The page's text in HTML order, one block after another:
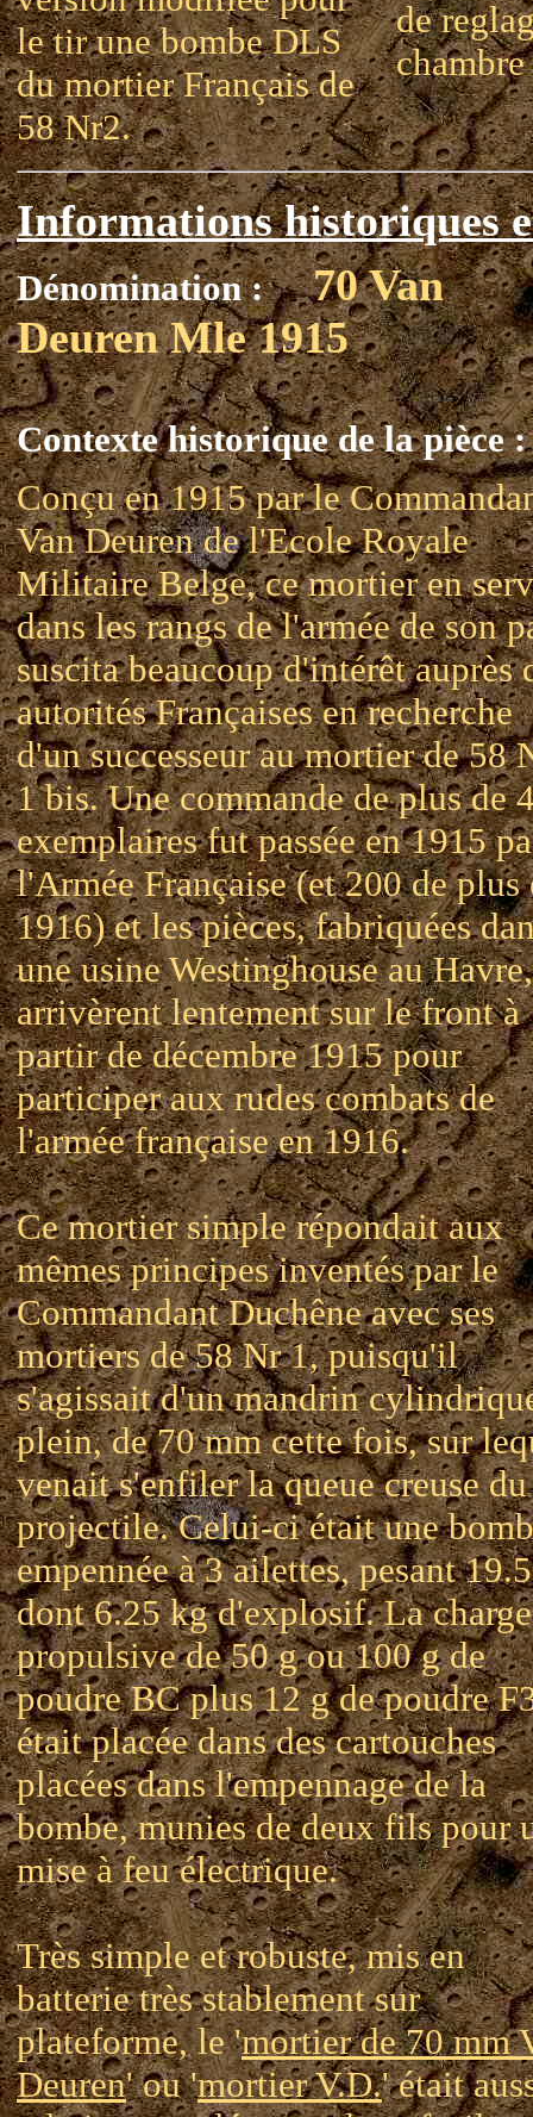
le tir une bombe DLS
du mortier Français de
58 Nr2.
de
Informations historiques
Dénomination :
70 Van
Deuren Mle 1915
Contexte historique de la pièce :
Conçu en 1915 par le
Van Deuren de l'Ecole Royale
Militaire Belge, ce mortier en
dans les rangs de l'armée de son
suscita beaucoup d'intérêt auprès
autorités Françaises en recherche
d'un successeur au mortier de 58
1 bis. Une commande de plus de
exemplaires fut passée en 1915
l'Armée Française (et 200 de plus
1916) et les pièces, fabriquées
une usine Westinghouse au Havre,
arrivèrent lentement sur le front à
partir de décembre 1915 pour
participer aux rudes combats de
l'armée française en 1916.
Ce mortier simple répondait aux
mêmes principes inventés par le
Commandant Duchêne avec ses
mortiers de 58 Nr 1, puisqu'il
s'agissait d'un mandrin
plein, de 70 mm cette fois, sur
venait s'enfiler la queue creuse du
projectile. Celui-ci était une
empennée à 3 ailettes, pesant
dont 6.25 kg d'explosif. La charge
propulsive de 50 g ou 100 g de
poudre BC plus 12 g de poudre
était placée dans des cartouches
placées dans l'empennage de la
bombe, munies de deux fils pour
mise à feu électrique.
Très simple et robuste, mis en
batterie très stablement sur
plateforme, le 'mortier de 70 mm
Deuren' ou 'mortier V.D.' était